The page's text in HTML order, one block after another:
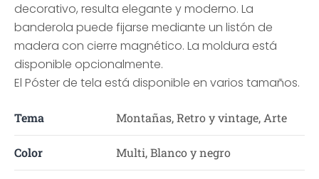
decorativo, resulta elegante y moderno. La
banderola puede fijarse mediante un listón de
madera con cierre magnético. La moldura está
disponible opcionalmente.
El Póster de tela está disponible en varios tamaños.
Tema Montañas, Retro y vintage, Arte
Color Multi, Blanco y negro